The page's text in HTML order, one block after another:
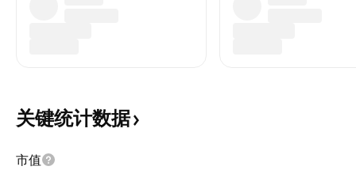
关键统计数据
市值